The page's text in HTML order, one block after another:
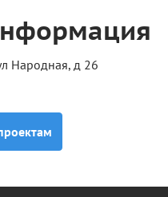
Народная, д 26